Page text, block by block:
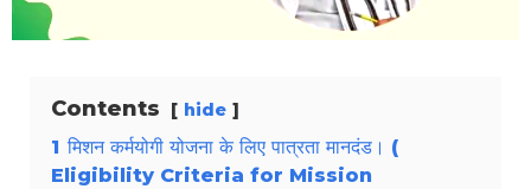
Contents hide
1 मिशन कर्मयोगी योजना के लिए पात्रता मानदंड। (
Eligibility Criteria for Mission